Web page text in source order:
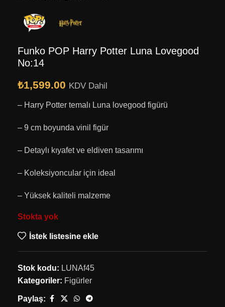
Funko POP Harry Potter Luna Lovegood
No:14
₺1,599.00 KDV Dahil
– Harry Potter temalı Luna lovegood figürü
– 9 cm boyunda vinil figür
– Detaylı kıyafet ve eldiven tasarımı
– Koleksiyoncular için ideal
– Yüksek kaliteli malzeme
Stokta yok
İstek listesine ekle
Stok kodu: LUNAf45
Kategoriler: Figürler
Paylaş: